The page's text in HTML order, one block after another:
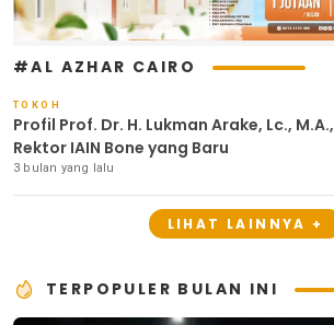
#AL AZHAR CAIRO
TOKOH
Profil Prof. Dr. H. Lukman Arake, Lc., M.A.,
Rektor IAIN Bone yang Baru
3 bulan yang lalu
LIHAT LAINNYA +
TERPOPULER BULAN INI